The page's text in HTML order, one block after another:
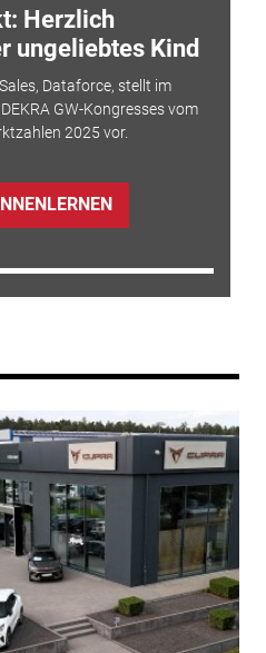
Herzlich
ungeliebtes Kind
Dataforce, stellt im
GW-Kongresses vom
2025 vor.